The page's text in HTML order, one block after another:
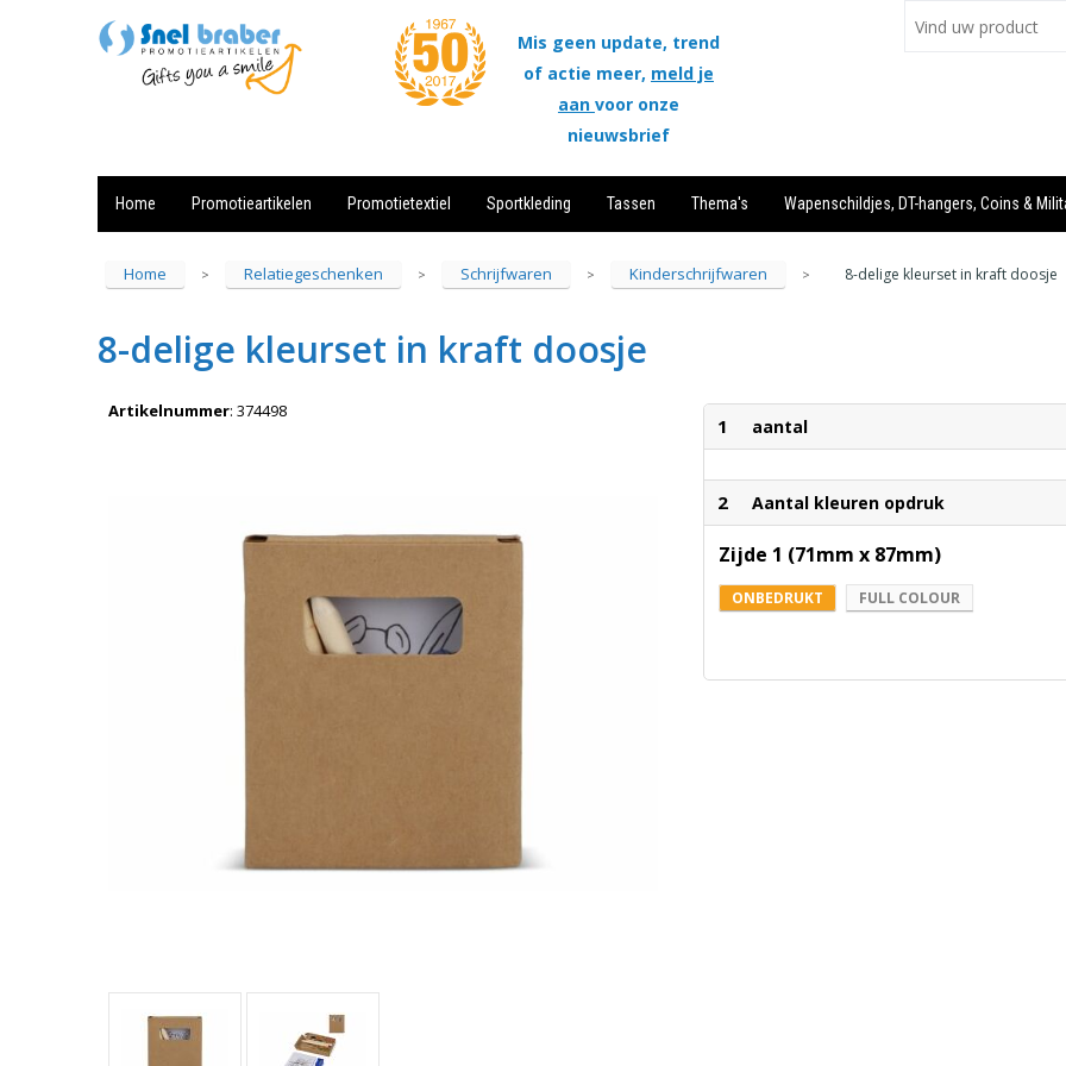
Mis geen update, trend
of actie meer, meld je
aan voor onze
nieuwsbrief
Home Promotieartikelen Promotietextiel Sportkleding Tassen Thema's Wapenschildjes, DT-hangers, Coins &
Home > Relatiegeschenken > Schrijfwaren > Kinderschrijfwaren > 8-delige kleurset in kraft doosje
8-delige kleurset in kraft doosje
Artikelnummer: 374498
1 aantal
2 Aantal kleuren opdruk
Zijde 1 (71mm x 87mm)
ONBEDRUKT FULL COLOUR